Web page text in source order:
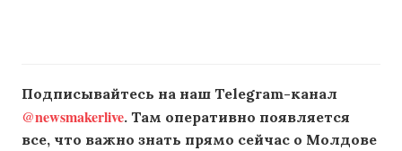
Подписывайтесь на наш Telegram-канал
@newsmakerlive. Там оперативно появляется
все, что важно знать прямо сейчас о Молдове